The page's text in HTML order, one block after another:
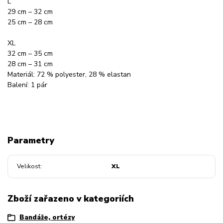
29 cm – 32 cm
25 cm – 28 cm
XL
32 cm – 35 cm
28 cm – 31 cm
Materiál: 72 % polyester, 28 % elastan
Balení: 1 pár
Parametry
Velikost XL
Zboží zařazeno v kategoriích
Bandáže, ortézy